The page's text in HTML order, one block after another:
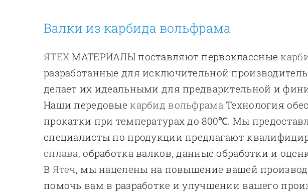
Валки из карбида вольфрама
ЯТЕХ МАТЕРИАЛЫ поставляют первоклассные
разработанные для исключительной
делает их идеальными для предварительной и
Наши передовые карбид вольфрама Технология
прокатки при температурах до 800℃. Мы
специалисты по продукции предлагают
сплава, обработка валков, данные обработки и
В Ятеч, мы нацелены на повышение вашей
помочь вам в разработке и улучшении вашего